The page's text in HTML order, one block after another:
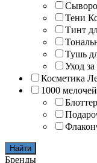
Тени
Тинт
Тушь
Уход
Косметика
1000 мелочей
Найти
Бренды